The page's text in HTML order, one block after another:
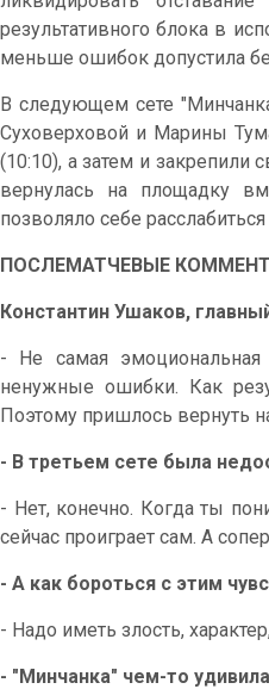
результативного блока в
меньше ошибок допустила
В следующем сете
Суховерховой и Марины
(10:10), а затем и закрепили
вернулась на площадку
позволяло себе
ПОСЛЕМАТЧЕВЫЕ
Константин Ушаков,
- Не самая
ненужные ошибки. Как
Поэтому пришлось вернуть
- В третьем сете была
- Нет, конечно. Когда ты
сейчас проиграет сам. А
- А как бороться с этим
- Надо иметь злость,
- "Минчанка" чем-то